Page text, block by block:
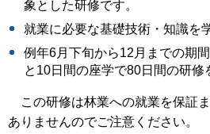
象とした研修です。
就業に必要な基礎技術・知識を
例年6月下旬から12月までの期
と10日間の座学で80日間の研修
この研修は林業への就業を保証
ありませんのでご注意ください。